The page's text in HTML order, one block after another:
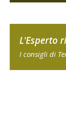
L'Esperto
I consigli di